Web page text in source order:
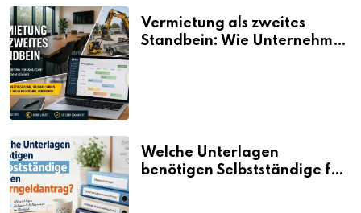
Vermietung als zweites
Standbein: Wie Unternehmen
Welche Unterlagen
benötigen Selbstständige für